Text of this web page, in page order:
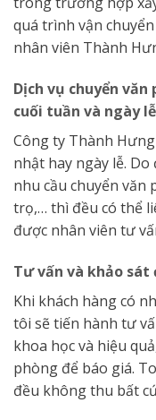
quá trình vận
nhân viên Thành
Dịch vụ chuyển văn
cuối tuần và ngày
Công ty Thành
nhật hay ngày lễ.
nhu cầu chuyển văn
trọ,… thì đều có thể
được nhân viên tư
Tư vấn và khảo
Khi khách hàng có
tôi sẽ tiến hành tư
khoa học và hiệu
phòng để báo giá.
đều không thu bất